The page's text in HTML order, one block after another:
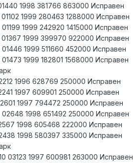
1998 381766 863000 Исправен
1999 280463 1288000 Исправен
1999 242920 1415000 Исправен
1999 399970 922000 Исправен
1999 511660 452000 Исправен
1999 182801 1568000 Исправен
1996 628769 250000 Исправен
1997 609901 250000 Исправен
1997 794472 250000 Исправен
1998 651492 250000 Исправен
1998 605468 222000 Исправен
1998 580397 335000 Исправен
03123 1997 600981 263000 Исправен